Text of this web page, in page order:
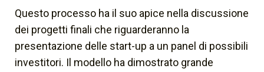
Questo processo ha il suo apice nella discussione
dei progetti finali che riguarderanno la
presentazione delle start-up a un panel di possibili
investitori. Il modello ha dimostrato grande